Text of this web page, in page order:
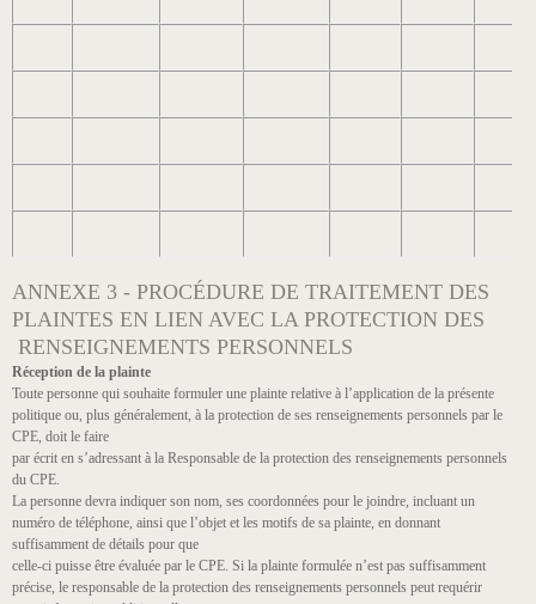
ANNEXE 3 - PROCÉDURE DE TRAITEMENT DES
PLAINTES EN LIEN AVEC LA PROTECTION DES
RENSEIGNEMENTS PERSONNELS
Réception de la plainte
Toute personne qui souhaite formuler une plainte relative à l’application de la présente
politique ou, plus généralement, à la protection de ses renseignements personnels par le
CPE, doit le faire
par écrit en s’adressant à la Responsable de la protection des renseignements personnels
du CPE.
La personne devra indiquer son nom, ses coordonnées pour le joindre, incluant un
numéro de téléphone, ainsi que l’objet et les motifs de sa plainte, en donnant
suffisamment de détails pour que
celle-ci puisse être évaluée par le CPE. Si la plainte formulée n’est pas suffisamment
précise, le responsable de la protection des renseignements personnels peut requérir